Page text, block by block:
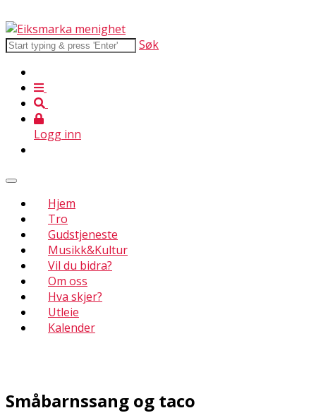
Søk
Logg inn
Hjem
Tro
Gudstjeneste
Musikk&Kultur
Vil du bidra?
Om oss
Hva skjer?
Utleie
Kalender
Småbarnssang og taco